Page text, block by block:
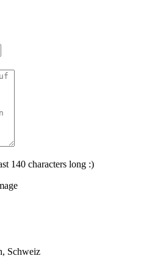
140 characters long :)
Schweiz